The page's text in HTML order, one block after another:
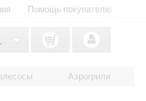
Помощь покупателю
Аэрогрили